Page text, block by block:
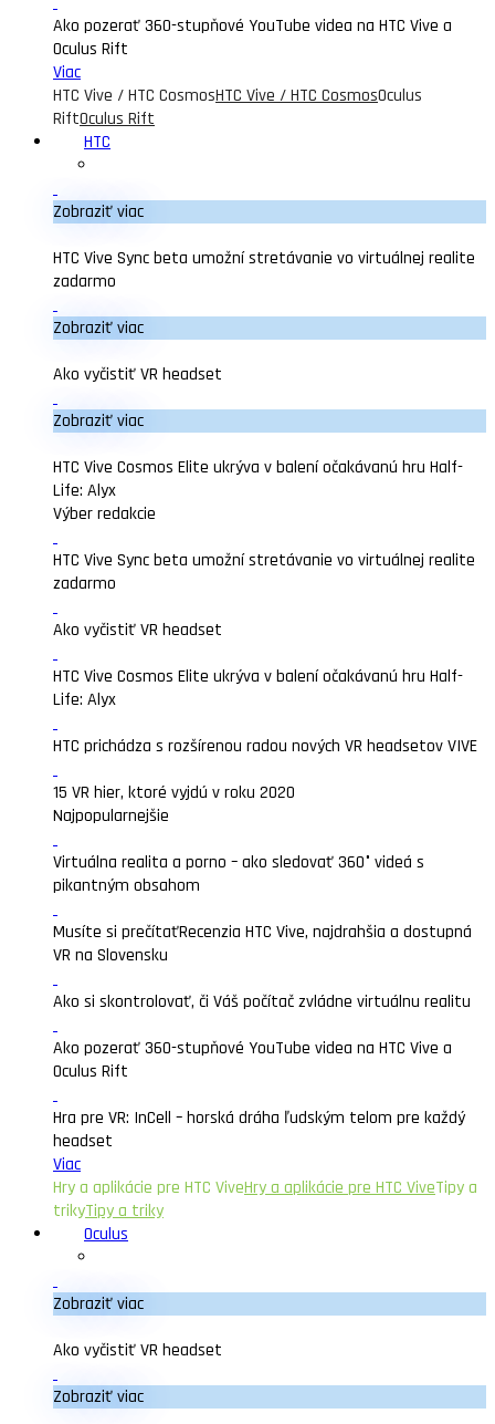
Ako pozerať 360-stupňové YouTube videa na HTC Vive a
Oculus Rift
Viac
HTC Vive / HTC CosmosHTC Vive / HTC CosmosOculus
RiftOculus Rift
HTC
Zobraziť viac
HTC Vive Sync beta umožní stretávanie vo virtuálnej realite
zadarmo
Zobraziť viac
Ako vyčistiť VR headset
Zobraziť viac
HTC Vive Cosmos Elite ukrýva v balení očakávanú hru Half-
Life: Alyx
Výber redakcie
HTC Vive Sync beta umožní stretávanie vo virtuálnej realite
zadarmo
Ako vyčistiť VR headset
HTC Vive Cosmos Elite ukrýva v balení očakávanú hru Half-
Life: Alyx
HTC prichádza s rozšírenou radou nových VR headsetov VIVE
15 VR hier, ktoré vyjdú v roku 2020
Najpopularnejšie
Virtuálna realita a porno – ako sledovať 360° videá s
pikantným obsahom
Musíte si prečítaťRecenzia HTC Vive, najdrahšia a dostupná
VR na Slovensku
Ako si skontrolovať, či Váš počítač zvládne virtuálnu realitu
Ako pozerať 360-stupňové YouTube videa na HTC Vive a
Oculus Rift
Hra pre VR: InCell – horská dráha ľudským telom pre každý
headset
Viac
Hry a aplikácie pre HTC ViveHry a aplikácie pre HTC ViveTipy a
trikyTipy a triky
Oculus
Zobraziť viac
Ako vyčistiť VR headset
Zobraziť viac